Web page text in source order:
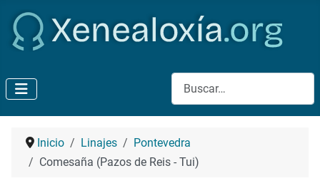
Buscar
Inicio Linajes
Pontevedra
Comesaña (Pazos de Reis - Tui)